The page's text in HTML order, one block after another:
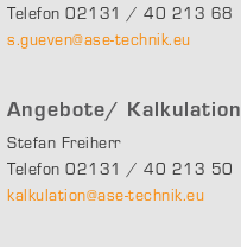
Telefon 02131 / 40 213 68
s.gueven@ase-technik.eu
Angebote/ Kalkulation
Stefan Freiherr
Telefon 02131 / 40 213 50
kalkulation@ase-technik.eu